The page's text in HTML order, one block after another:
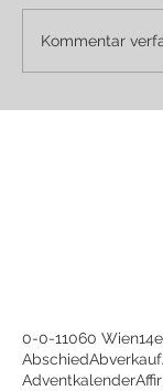
Kommentar
0-0-11060 Wien
AbschiedAbverkauf
Adventkalender